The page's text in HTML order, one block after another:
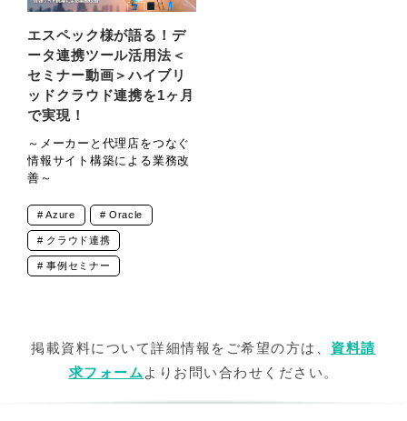
エスペック様が語る！デ
ータ連携ツール活用法＜
セミナー動画＞ハイブリ
ッドクラウド連携を1ヶ月
で実現！
～メーカーと代理店をつなぐ
情報サイト構築による業務改
善～
Azure Oracle
クラウド連携
事例セミナー
掲載資料について詳細情報をご希望の方は、 資料請
求フォーム よりお問い合わせください。